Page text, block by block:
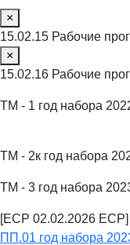
×
15.02.15 Рабочие
×
15.02.16 Рабочие
ТМ - 1 год набора
ТМ - 2к год набора
ТМ - 3 год набора
[ECP 02.02.2026 ECP]
ПП.01 год набора